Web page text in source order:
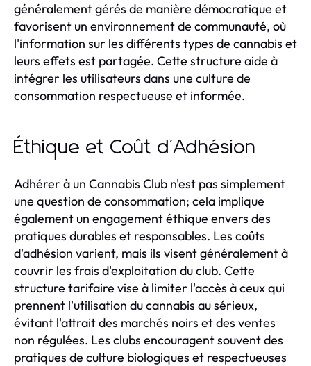
généralement gérés de manière démocratique et
favorisent un environnement de communauté, où
l'information sur les différents types de cannabis et
leurs effets est partagée. Cette structure aide à
intégrer les utilisateurs dans une culture de
consommation respectueuse et informée.
Éthique et Coût d'Adhésion
Adhérer à un Cannabis Club n'est pas simplement
une question de consommation; cela implique
également un engagement éthique envers des
pratiques durables et responsables. Les coûts
d'adhésion varient, mais ils visent généralement à
couvrir les frais d'exploitation du club. Cette
structure tarifaire vise à limiter l'accès à ceux qui
prennent l'utilisation du cannabis au sérieux,
évitant l'attrait des marchés noirs et des ventes
non régulées. Les clubs encouragent souvent des
pratiques de culture biologiques et respectueuses